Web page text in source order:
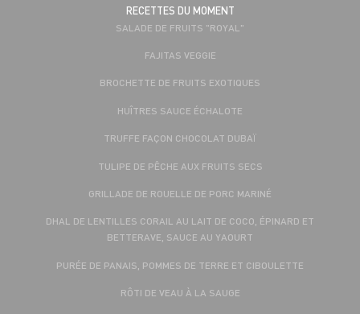
RECETTES DU MOMENT
SALADE DE FRUITS "ROYAL"
FAJITAS VEGGIE
BROCHETTE DE FRUITS EXOTIQUES
HUÎTRES SAUCE ÉCHALOTE
TRUFFE FAÇON CHOCOLAT DUBAÏ
TULIPE DE PÊCHE AUX FRUITS SECS
GRILLADE DE ROUELLE DE PORC MARINÉ
DHAL DE LENTILLES CORAIL AU LAIT DE COCO, ÉPINARD ET
BETTERAVE, SAUCE AU YAOURT
PURÉE DE PANAIS, POMMES DE TERRE ET CIBOULETTE
RÔTI DE VEAU À LA SAUGE